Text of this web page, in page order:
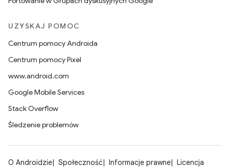
UZYSKAJ POMOC
Centrum pomocy Androida
Centrum pomocy Pixel
www.android.com
Google Mobile Services
Stack Overflow
Śledzenie problemów
O Androidzie Społeczność Informacje prawne
Licencja